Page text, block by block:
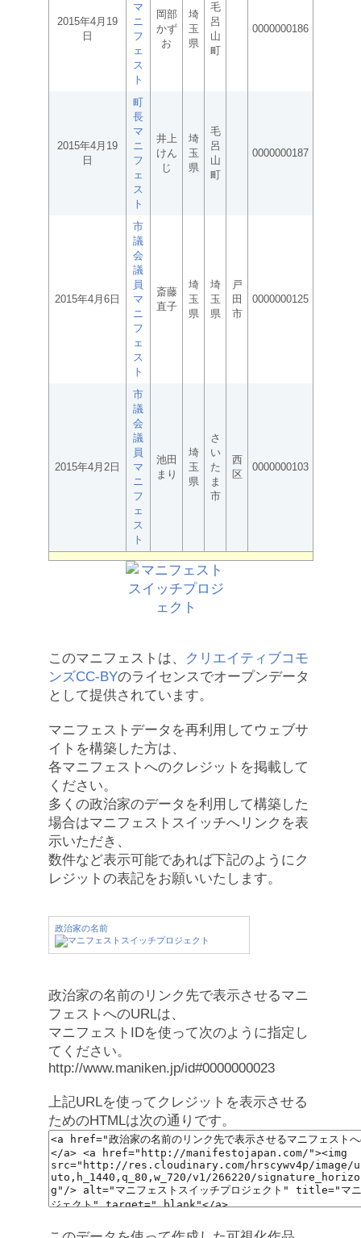
2015年4月19
日
マ
ニ
フ
ェ
ス
ト
岡部
かず
お
埼
玉
県
毛
呂
山
町
0000000186
2015年4月19
日
町
長
マ
ニ
フ
ェ
ス
ト
井上
けん
じ
埼
玉
県
毛
呂
山
町
0000000187
2015年4月6日
市
議
会
議
員
マ
ニ
フ
ェ
ス
ト
斎藤
直子
埼
玉
県
埼
玉
県
戸
田
市
0000000125
2015年4月2日
市
議
会
議
員
マ
ニ
フ
ェ
ス
ト
池田
まり
埼
玉
県
さ
い
た
ま
市
西
区
0000000103
このマニフェストは、
クリエイティブコモ
ンズCC-BYのライセンスでオープンデータ
として提供されています。
マニフェストデータを再利用してウェブサ
イトを構築した方は、
各マニフェストへのクレジットを掲載して
ください。
多くの政治家のデータを利用して構築した
場合はマニフェストスイッチへリンクを表
示いただき、
数件など表示可能であれば下記のようにク
レジットの表記をお願いいたします。
政治家の名前
政治家の名前のリンク先で表示させるマニ
フェストへのURLは、
マニフェストIDを使って次のように指定し
てください。
http://www.maniken.jp/id#0000000023
上記URLを使ってクレジットを表示させる
ためのHTMLは次の通りです。